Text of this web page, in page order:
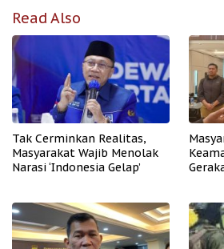
Read Also
Tak Cerminkan Realitas,
Masyarakat Wajib Menolak
Narasi ‘Indonesia Gelap’